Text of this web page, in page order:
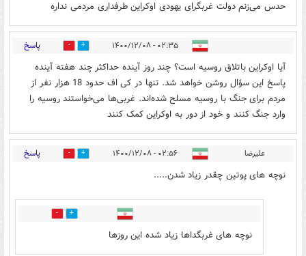
حدس می‌زنم دولت غربگرای یهودی اوکراین طرفداری مردمی نداره
۰۲:۳۵ - ۱۴۰۰/۱۲/۰۸ 4 پاسخ
آیا اوکراین باتلاق روسیه است؟ چند روز آینده حداکثر چند هفته آینده
پاسخ این سؤال روشن خواهد شد. تنها در کی اف حدود 18 هزار نفر از
مردم برای جنگ با روسيه مسلح شده‌اند. غربی‌ها می‌خواستند روسیه را
وارد جنگ کنند و خود از دور به اوکراین کمک کنند
علیرضا ۰۲:۵۶ - ۱۴۰۰/۱۲/۰۸ 7 پاسخ
نوچه های پوتین چقدر زیاد شدن.....
0
نوچه های غربگداها زیاد شده این روزها